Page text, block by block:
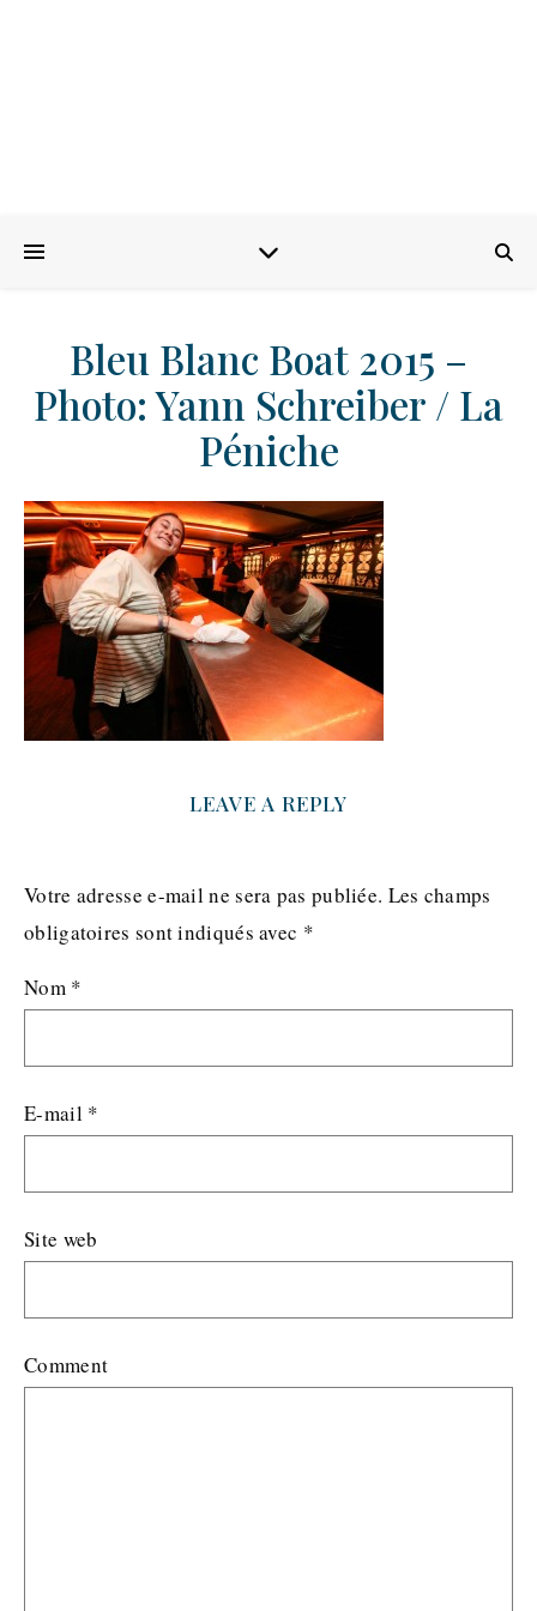
Bleu Blanc Boat 2015 –
Photo: Yann Schreiber / La
Péniche
LEAVE A REPLY
Votre adresse e-mail ne sera pas publiée. Les champs
obligatoires sont indiqués avec *
Nom *
E-mail *
Site web
Comment